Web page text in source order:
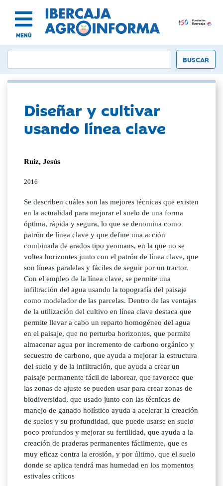
MENÚ
Diseñar y cultivar
usando línea clave
Ruiz, Jesús
2016
Se describen cuáles son las mejores técnicas que existen
en la actualidad para mejorar el suelo de una forma
óptima, rápida y segura, lo que se denomina como
patrón de línea clave y que define una acción
combinada de arados tipo yeomans, en la que no se
voltea horizontes junto con el patrón de línea clave, que
son líneas paralelas y fáciles de seguir por un tractor.
Con el empleo de la línea clave, se permite una
infiltración del agua usando la topografía del paisaje
como modelador de las parcelas. Dentro de las ventajas
de la utilización del cultivo en línea clave destaca que
permite llevar a cabo un reparto homogéneo del agua
en el paisaje, que no perturba horizontes, que permite
almacenar agua por incremento de carbono orgánico y
secuestro de carbono, que ayuda a mejorar la estructura
del suelo y de la infiltración, que ayuda a crear un
paisaje permanente fácil de laborear, que favorece que
las zonas de ajuste se pueden usar para crear zonas de
biodiversidad, que usado junto con las técnicas de
manejo de ganado holístico ayuda a acelerar la creación
de suelos y su profundidad, que puede usarse en suelo
poco profundos y mejorar su fertilidad, que ayuda a la
creación de praderas permanentes fácilmente, que es
muy eficaz contra la erosión, y por último, que el suelo
donde se aplica tendrá mas humedad en los momentos
estivales críticos